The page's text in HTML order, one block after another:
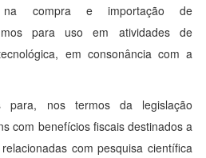
na compra e importação de
para uso em atividades de
em consonância com a
para, nos termos da legislação
com benefícios fiscais destinados a
com pesquisa científica